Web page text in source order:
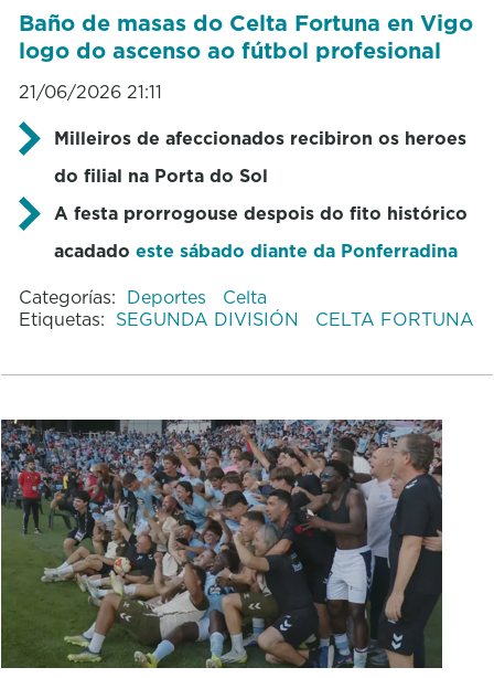
Baño de masas do Celta Fortuna en Vigo
logo do ascenso ao fútbol profesional
21/06/2026 21:11
Milleiros de afeccionados recibiron os heroes
do filial na Porta do Sol
A festa prorrogouse despois do fito histórico
acadado este sábado diante da Ponferradina
Categorías: Deportes
Celta
Etiquetas: SEGUNDA DIVISIÓN CELTA FORTUNA